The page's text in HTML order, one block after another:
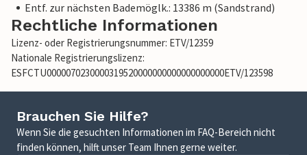
Entf. zur nächsten Bademöglk.: 13386 m (Sandstrand)
Rechtliche Informationen
Lizenz- oder Registrierungsnummer: ETV/12359
Nationale Registrierungslizenz:
ESFCTU0000070230000319520000000000000000000ETV/123598
Brauchen Sie Hilfe?
Wenn Sie die gesuchten Informationen im FAQ-Bereich nicht
finden können, hilft unser Team Ihnen gerne weiter.